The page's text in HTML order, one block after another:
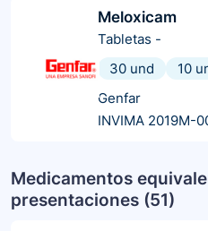
Meloxicam
Tabletas -
30 und
10
Genfar
INVIMA 2019M-
Medicamentos
presentaciones (51)